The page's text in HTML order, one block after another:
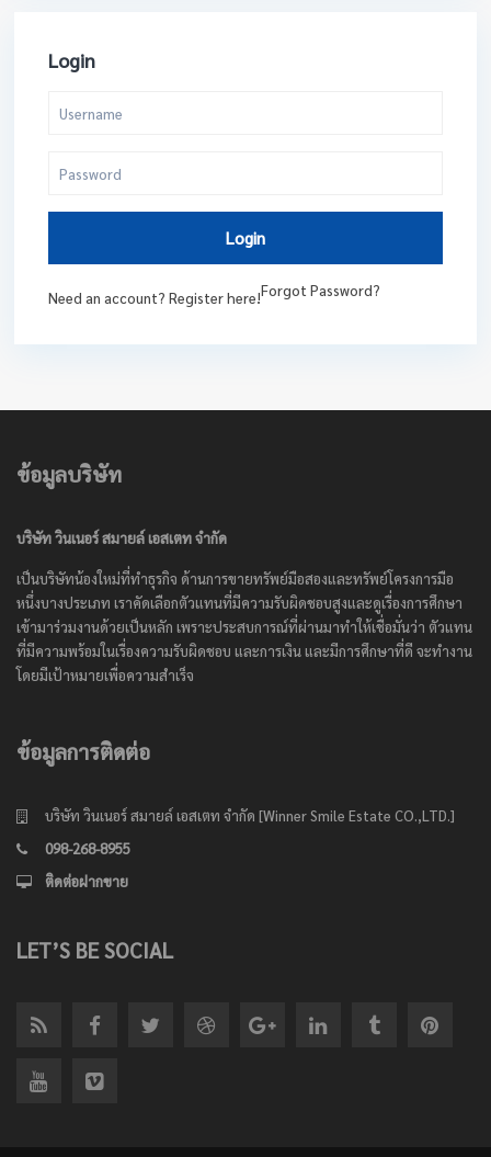
Login
Login
Need an account? Register here!Forgot Password?
ข้อมูลบริษัท
บริษัท วินเนอร์ สมายล์ เอสเตท จำกัด
เป็นบริษัทน้องใหม่ที่ทำธุรกิจ ด้านการขายทรัพย์มือสองและทรัพย์โครงการมือ
หนึ่งบางประเภท เราคัดเลือกตัวแทนที่มีความรับผิดชอบสูงและดูเรื่องการศึกษา
เข้ามาร่วมงานด้วยเป็นหลัก เพราะประสบการณ์ที่ผ่านมาทำให้เชื่อมั่นว่า ตัวแทน
ที่มีความพร้อมในเรื่องความรับผิดชอบ และการเงิน และมีการศึกษาที่ดี จะทำงาน
โดยมีเป้าหมายเพื่อความสำเร็จ
ข้อมูลการติดต่อ
บริษัท วินเนอร์ สมายล์ เอสเตท จำกัด [Winner Smile Estate CO.,LTD.]
098-268-8955
ติดต่อฝากขาย
LET’S BE SOCIAL